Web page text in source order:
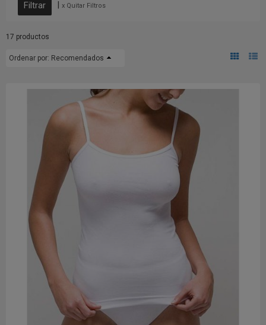
| x Quitar Filtros
17 productos
Ordenar por: Recomendados